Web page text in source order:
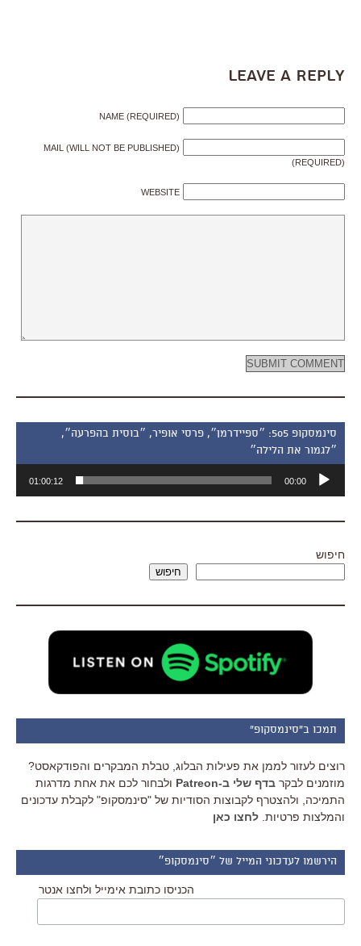
Leave a Reply
NAME (REQUIRED)
MAIL (WILL NOT BE PUBLISHED)
(REQUIRED)
WEBSITE
סינמסקופ 505: ״ספיידרמן״, פרסי אופיר, ״בוסית בהפרעה״,
״לגמור את הלילה״
אודיו
00:00
01:00:12
חיפוש
חיפוש
תמכו ב"סינמסקופ"
רוצים לעזור לממן את פעילות הבלוג, טבלת המבקרים והפודקאסט?
מוזמנים לבקר בדף שלי ב-Patreon
ולבחור לכם את אחת מדרגות
התמיכה, ולהצטרף לקבוצות הסודיות של "סינמסקופ" לקבלת עדכונים
והמלצות פרטיות. לחצו כאן
הירשמו לעדכוני המייל של ״סינמסקופ״
הכניסו כתובת אימייל ולחצו אנטר